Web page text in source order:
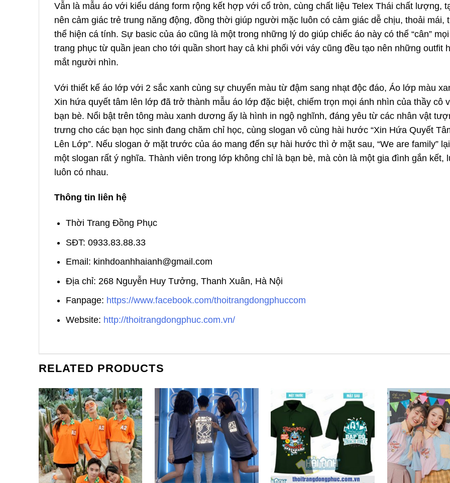
Vẫn là mẫu áo với kiểu dáng form rộng kết hợp với cổ tròn, cùng chất liệu Telex Thái chất lượng,
nên cảm giác trẻ trung năng động, đồng thời giúp người mặc luôn có cảm giác dễ chịu, thoải mái,
thể hiện cá tính. Sự basic của áo cũng là một trong những lý do giúp chiếc áo này có thể “cân”
trang phục từ quần jean cho tới quần short hay cả khi phối với váy cũng đều tạo nên những outfit
mắt người nhìn.
Với thiết kế áo lớp với 2 sắc xanh cùng sự chuyển màu từ đậm sang nhạt độc đáo, Áo lớp màu
Xin hứa quyết tâm lên lớp đã trở thành mẫu áo lớp đặc biệt, chiếm trọn mọi ánh nhìn của thầy cô
bạn bè. Nổi bật trên tông màu xanh dương ấy là hình in ngộ nghĩnh, đáng yêu từ các nhân vật
trưng cho các bạn học sinh đang chăm chỉ học, cùng slogan vô cùng hài hước “Xin Hứa Quyết
Lên Lớp”. Nếu slogan ở mặt trước của áo mang đến sự hài hước thì ở mặt sau, “We are family”
một slogan rất ý nghĩa. Thành viên trong lớp không chỉ là bạn bè, mà còn là một gia đình gắn kết,
luôn có nhau.
Thông tin liên hệ
Thời Trang Đồng Phục
SĐT: 0933.83.88.33
Email: kinhdoanhhaianh@gmail.com
Địa chỉ: 268 Nguyễn Huy Tưởng, Thanh Xuân, Hà Nội
Fanpage: https://www.facebook.com/thoitrangdongphuccom
Website: http://thoitrangdongphuc.com.vn/
RELATED PRODUCTS